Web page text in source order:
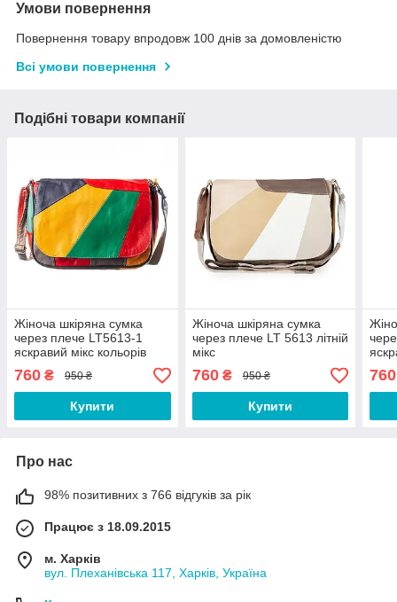
Умови повернення
Повернення товару впродовж 100 днів за домовленістю
Всі умови повернення
Подібні товари компанії
Жіноча шкіряна сумка
через плече LT5613-1
яскравий мікс кольорів
760 ₴ 950 ₴
Купити
Жіноча шкіряна сумка
через плече LT 5613 літній
мікс
760₴ 950 ₴
Купити
760
Про нас
98% позитивних з 766 відгуків за рік
Працює з 18.09.2015
м. Харків
вул. Плеханівська 117, Харків, Україна